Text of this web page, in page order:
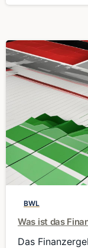
BWL
Was ist das
Das